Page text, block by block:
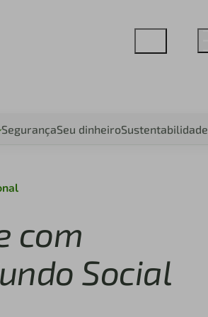
SegurançaSeu dinheiroSustentabilidade
com
Social